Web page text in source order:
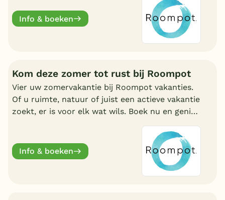
Info & boeken
Kom deze zomer tot rust bij Roompot
Vier uw zomervakantie bij Roompot vakanties.
Of u ruimte, natuur of juist een actieve vakantie
zoekt, er is voor elk wat wils. Boek nu en geniet
Info & boeken